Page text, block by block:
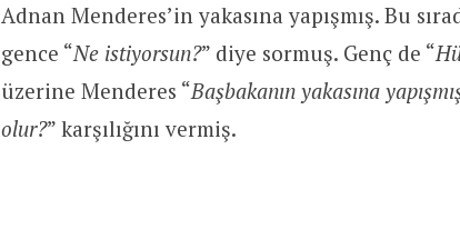
Adnan Menderes’in yakasına yapışmış. Bu
gence “Ne istiyorsun?” diye sormuş. Genç de “
üzerine Menderes “Başbakanın yakasına
olur?” karşılığını vermiş.